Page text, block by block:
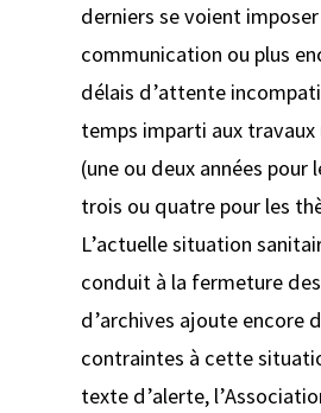
derniers se voient
communication ou plus
délais d’attente
temps imparti aux
(une ou deux années pour
trois ou quatre pour les
L’actuelle situation
conduit à la fermeture
d’archives ajoute encore
contraintes à cette
texte d’alerte,